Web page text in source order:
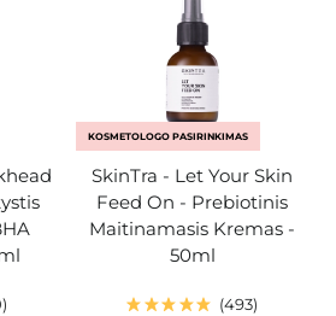
KOSMETOLOGO PASIRINKIMAS
SkinTra - Let Your Skin
Feed On - Prebiotinis
Maitinamasis Kremas -
50ml
493